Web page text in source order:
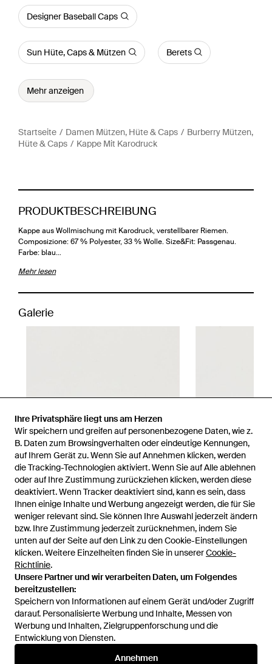
Ihre Privatsphäre liegt uns am Herzen
Wir speichern und greifen auf personenbezogene Daten, wie z.
B. Daten zum Browsingverhalten oder eindeutige Kennungen,
auf Ihrem Gerät zu. Wenn Sie auf Annehmen klicken, werden
die Tracking-Technologien aktiviert. Wenn Sie auf Alle ablehnen
oder auf Ihre Zustimmung zurückziehen klicken, werden diese
deaktiviert. Wenn Tracker deaktiviert sind, kann es sein, dass
Ihnen einige Inhalte und Werbung angezeigt werden, die für Sie
weniger relevant sind. Sie können Ihre Auswahl jederzeit ändern
bzw. Ihre Zustimmung jederzeit zurücknehmen, indem Sie
unten auf der Seite auf den Link zu den Cookie-Einstellungen
klicken. Weitere Einzelheiten finden Sie in unsererCookie-
Richtlinie.
Unsere Partner und wir verarbeiten Daten, um Folgendes
bereitzustellen:
Speichern von Informationen auf einem Gerät und/oder Zugriff
darauf. Personalisierte Werbung und Inhalte, Messen von
Werbung und Inhalten, Zielgruppenforschung und die
Entwicklung von Diensten.
Annehmen
Designer Baseball Caps
Sun Hüte, Caps & Mützen Berets
Mehr anzeigen
Startseite Damen Mützen, Hüte & Caps
Burberry Mützen,
Hüte & Caps
Kappe Mit Karodruck
PRODUKTBESCHREIBUNG
Kappe aus Wollmischung mit Karodruck, verstellbarer Riemen.
Composizione: 67 % Polyester, 33 % Wolle. Size&Fit: Passgenau.
Farbe: blau…
Mehr lesen
Galerie
3
Zuvor verkauft bei: